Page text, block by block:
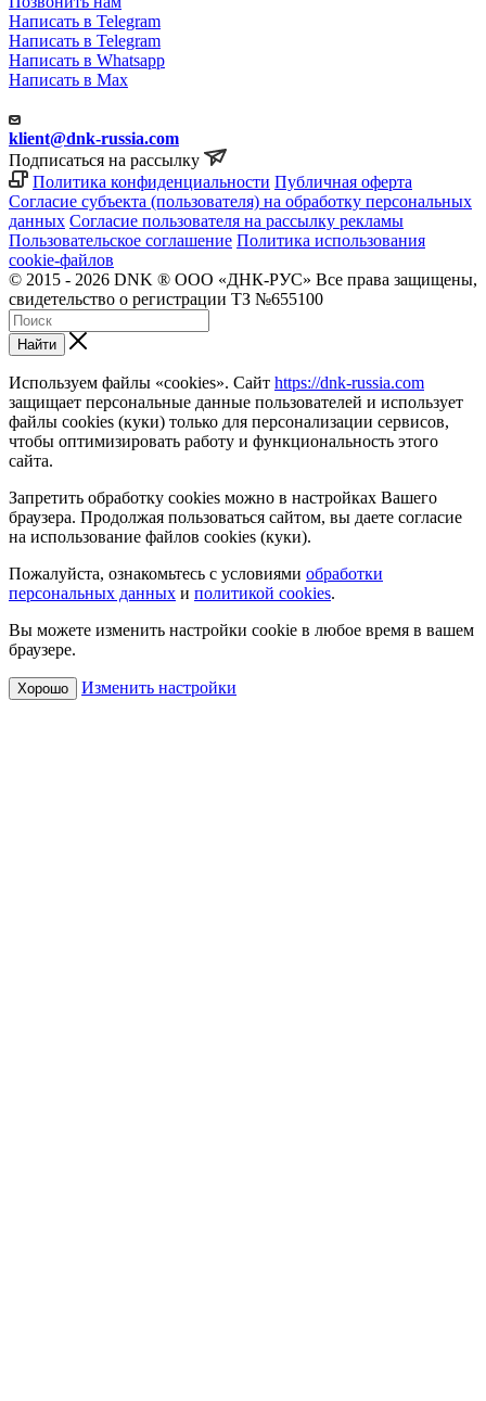
Написать в Telegram
Написать в Telegram
Написать в Whatsapp
Написать в Max
klient@dnk-russia.com
Подписаться на рассылку
Политика конфиденциальности Публичная оферта
Согласие субъекта (пользователя) на обработку персональных
данных Согласие пользователя на рассылку рекламы
Пользовательское соглашение Политика использования
cookie-файлов
© 2015 - 2026 DNK ® ООО «ДНК-РУС» Все права защищены,
свидетельство о регистрации ТЗ №655100
Найти
Используем файлы «cookies». Сайт https://dnk-russia.com
защищает персональные данные пользователей и использует
файлы cookies (куки) только для персонализации сервисов,
чтобы оптимизировать работу и функциональность этого
сайта.
Запретить обработку cookies можно в настройках Вашего
браузера. Продолжая пользоваться сайтом, вы даете согласие
на использование файлов cookies (куки).
Пожалуйста, ознакомьтесь с условиями обработки
персональных данных и политикой cookies.
Вы можете изменить настройки cookie в любое время в вашем
браузере.
Хорошо Изменить настройки